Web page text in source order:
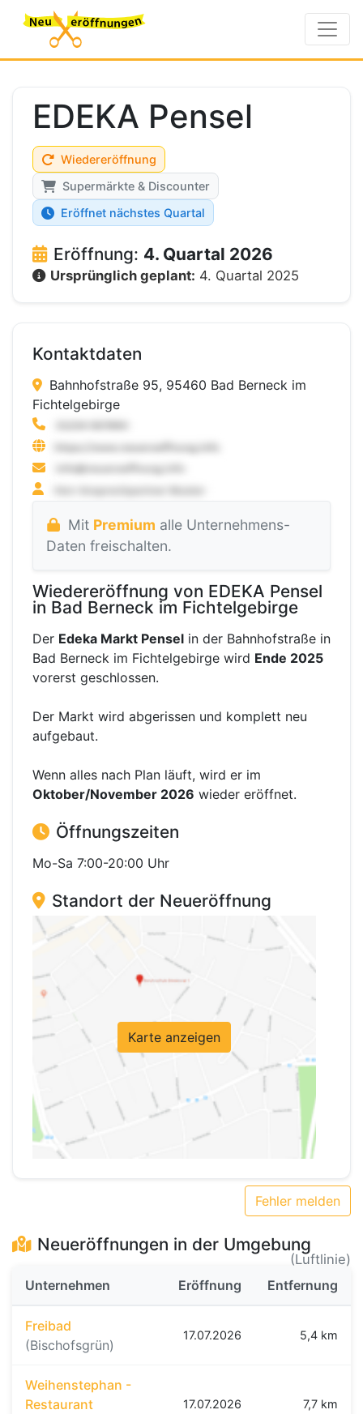
EDEKA Pensel
Wiedereröffnung
Supermärkte & Discounter
Eröffnet nächstes Quartal
Eröffnung: 4. Quartal 2026
Ursprünglich geplant: 4. Quartal 2025
Kontaktdaten
Bahnhofstraße 95, 95460 Bad Berneck im
Fichtelgebirge
Mit Premium alle Unternehmens-
Daten freischalten.
Wiedereröffnung von EDEKA Pensel
in Bad Berneck im Fichtelgebirge
Der Edeka Markt Pensel in der Bahnhofstraße in
Bad Berneck im Fichtelgebirge wird Ende 2025
vorerst geschlossen.
Der Markt wird abgerissen und komplett neu
aufgebaut.
Wenn alles nach Plan läuft, wird er im
Oktober/November 2026 wieder eröffnet.
Öffnungszeiten
Mo-Sa 7:00-20:00 Uhr
Standort der Neueröffnung
Karte anzeigen
Fehler melden
Neueröffnungen in der Umgebung
(Luftlinie)
Unternehmen
Eröffnung Entfernung
Freibad
(Bischofsgrün)
17.07.2026 5,4 km
Weihenstephan -
Restaurant
17.07.2026 7,7 km